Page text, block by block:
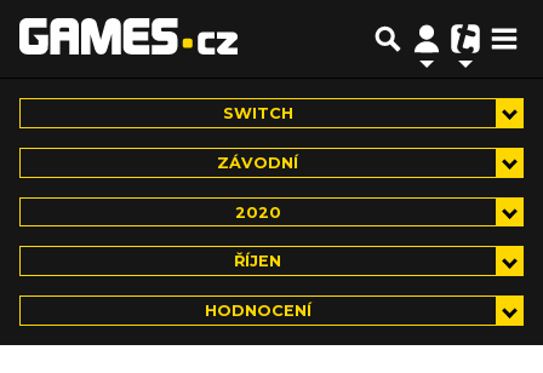
SWITCH
ZÁVODNÍ
2020
ŘÍJEN
HODNOCENÍ